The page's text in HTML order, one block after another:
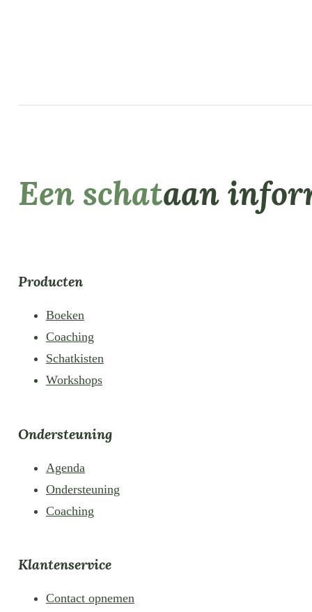
Een schataan
Producten
Boeken
Coaching
Schatkisten
Workshops
Ondersteuning
Agenda
Ondersteuning
Coaching
Klantenservice
Contact opnemen